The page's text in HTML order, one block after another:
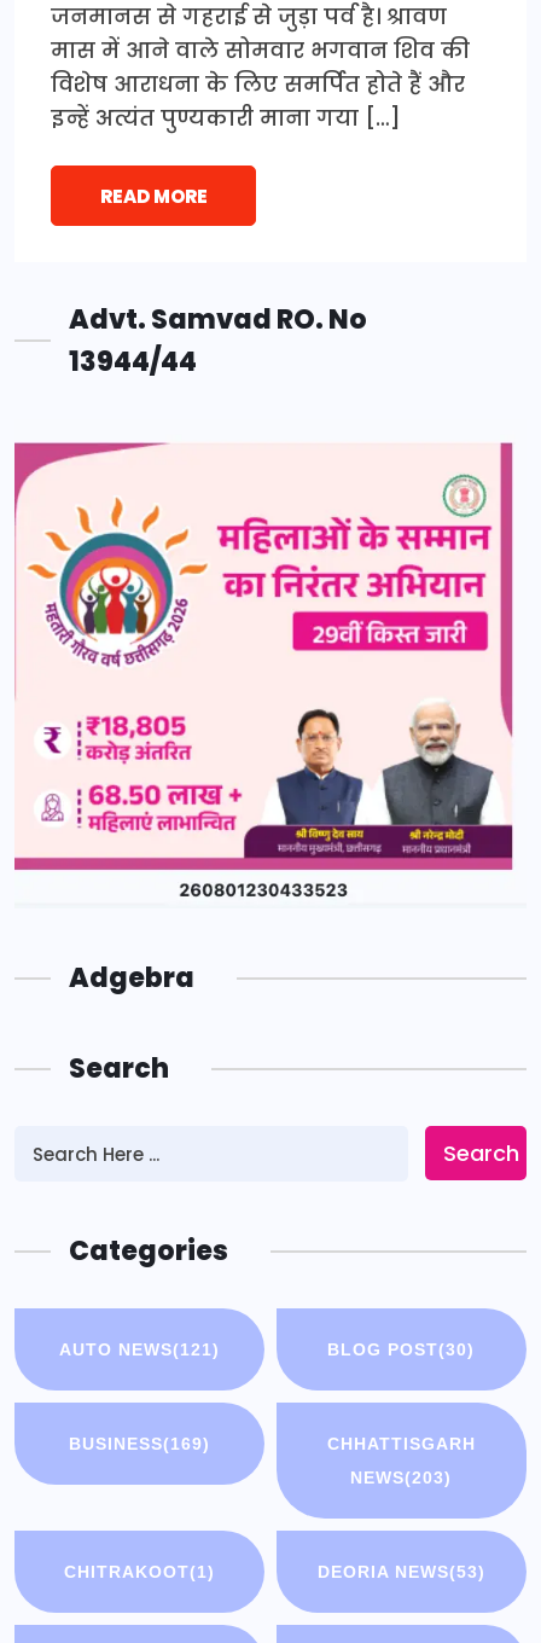
जनमानस से गहराई से जुड़ा पर्व है। श्रावण
मास में आने वाले सोमवार भगवान शिव की
विशेष आराधना के लिए समर्पित होते हैं और
इन्हें अत्यंत पुण्यकारी माना गया […]
READ MORE
Advt. Samvad RO. No
13944/44
Adgebra
Search
Search
Categories
AUTO NEWS(121) BLOG POST(30)
BUSINESS(169)
CHHATTISGARH
NEWS(203)
CHITRAKOOT(1) DEORIA NEWS(53)